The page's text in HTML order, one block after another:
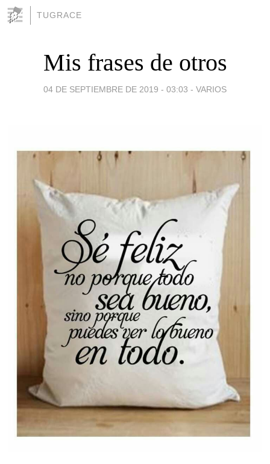
TUGRACE
Mis frases de otros
04 DE SEPTIEMBRE DE 2019 - 03:03 - VARIOS